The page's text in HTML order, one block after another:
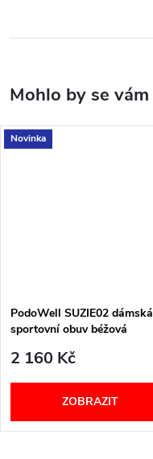
Novinka
PodoWell SUZIE02 dámská
sportovní obuv béžová
2 160 Kč
ZOBRAZIT